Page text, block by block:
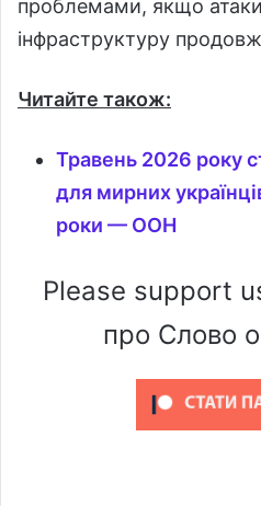
проблемами, якщо
інфраструктуру
Читайте також:
Травень 2026 року
для мирних
роки — ООН
Please support
про Слово